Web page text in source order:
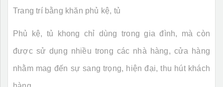
Trang trí bằng khăn phủ kệ, tủ
Phủ kệ, tủ khong chỉ dùng trong gia đình, mà còn
được sử dụng nhiều trong các nhà hàng, cửa hàng
nhằm mag đến sự sang trọng, hiện đại, thu hút khách